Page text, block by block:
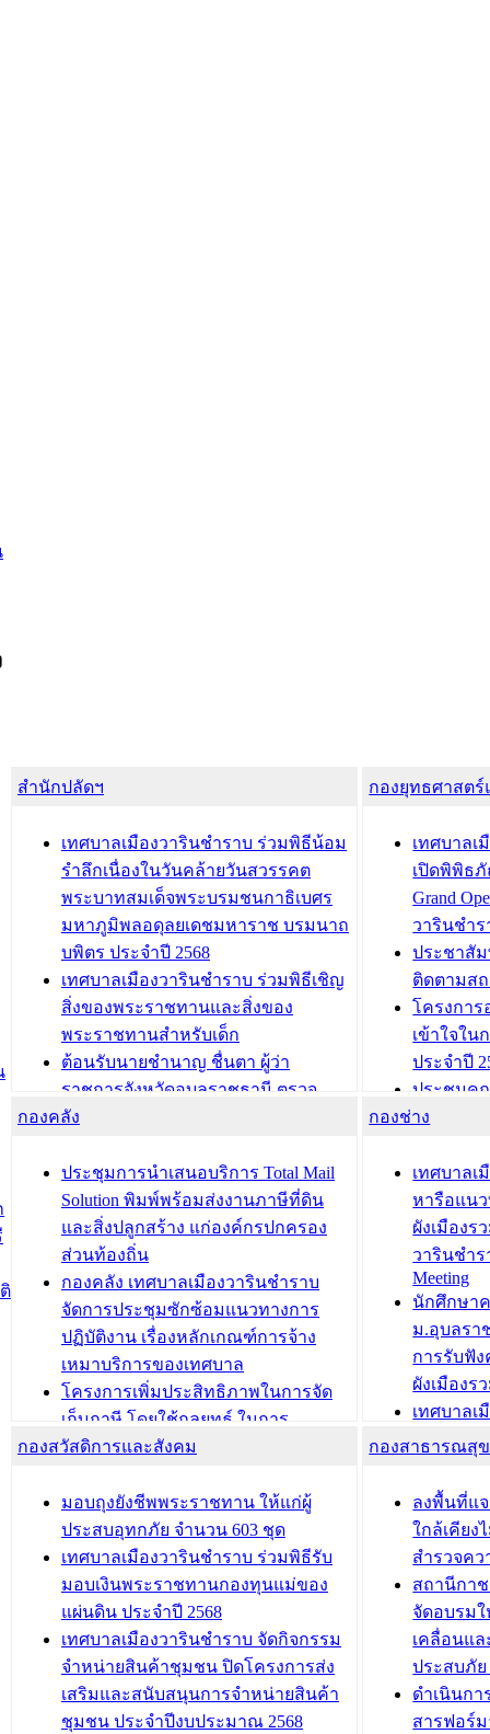
สำนักปลัดฯ
เทศบาลเมืองวารินชำราบ ร่วมพิธีน้อม
รำลึกเนื่องในวันคล้ายวันสวรรคต
พระบาทสมเด็จพระบรมชนกาธิเบศร
มหาภูมิพลอดุลยเดชมหาราช บรมนาถ
บพิตร ประจำปี 2568
เทศบาลเมืองวารินชำราบ ร่วมพิธีเชิญ
สิ่งของพระราชทานและสิ่งของ
พระราชทานสำหรับเด็ก
ต้อนรับนายชำนาญ ชื่นตา ผู้ว่า
ราชการจังหวัดอุบลราชธานี ตรวจ
ความเรียบร้อยของสถานที่ในการเตรี
องคมนตรี
สำนักทะเบียนท้องถิ่นเทศบาลเมือง
วารินชำราบ ดำเนินการมอบทะเบียน
บ้าน ทร.14 และบัตรประจำตัว
ประชาชนบุคคลประเภท 8 แก่บุคคลที่
ได้รับการเพิ่มชื่อในทะเบียนบ้าน
(ท.ร.14) กรณีคนไม่มีสัญชาติไทยได้รับ
อนุญาตให้มีถิ่นที่อยู่
ประชุมคณะกรรมการประเมินผลการ
ควบคุมภายในของ สำนัก/กอง/
โรงเรียน/ศูนย์พัฒนาเด็กเล็ก/สถานธนา
บทความ อื่นๆ ...
กองยุทธศาสต
เทศบาลเ
เปิดพิพิธภั
Grand
วารินชำร
ประชาสัม
ติดตามส
โครงกา
เข้าใจใน
ประจำปี
ประชุมค
ความเสี่ย
ประชุมที
ชีวา สร้า
ขับเคลื่อน
“เมืองแห่
บทความ อื่นๆ ...
กองคลัง
ประชุมการนำเสนอบริการ Total Mail
Solution พิมพ์พร้อมส่งงานภาษีที่ดิน
และสิ่งปลูกสร้าง แก่องค์กรปกครอง
ส่วนท้องถิ่น
กองคลัง เทศบาลเมืองวารินชำราบ
จัดการประชุมซักซ้อมแนวทางการ
ปฏิบัติงาน เรื่องหลักเกณฑ์การจ้าง
เหมาบริการของเทศบาล
โครงการเพิ่มประสิทธิภาพในการจัด
เก็บภาษี โดยใช้กลยุทธ์ ในการ
พัฒนาการจัดเก็บรายได้ ประจำปี พ.ศ.
เทศบาลเมืองวารินชำราบ ร่วมการ
ประชุมวิชาการระดับนานาชาติและ
นิทรรศการด้านนวัตกรรมท้องถิ่น 2568
และรับรางวัลทีมนักวิจัยดีเด่นจาก
นวัตกรรมโครงการทะเบียนภาษีป้าย
ประชุมผู้เช่าอาคารพาณิชย์ บริเวณ
ถนนเกษมสุขและถนนประทุมเทพภักดี
บทความ อื่นๆ ...
กองช่าง
เทศบาลเ
หารือแน
ผังเมืองร
วารินชำร
Meeting
นักศึกษา
ม.อุบลรา
การรับฟั
ผังเมืองร
เทศบาลเ
โครงการ
เทศบาล
รับฟังคว
ผังเมือง
วารินชำ
เทศบาล
ซักซ้อมแ
ประโยช
บทความ อื่นๆ ...
กองสวัสดิการและสังคม
มอบถุงยังชีพพระราชทาน ให้แก่ผู้
ประสบอุทกภัย จำนวน 603 ชุด
เทศบาลเมืองวารินชำราบ ร่วมพิธีรับ
มอบเงินพระราชทานกองทุนแม่ของ
แผ่นดิน ประจำปี 2568
เทศบาลเมืองวารินชำราบ จัดกิจกรรม
จำหน่ายสินค้าชุมชน ปิดโครงการส่ง
เสริมและสนับสนุนการจำหน่ายสินค้า
ชุมชน ประจำปีงบประมาณ 2568
กองสาธารณสุ
ลงพื้นที่แ
ใกล้เคียง
สำรวจค
สถานีกา
จัดอบรม
เคลื่อนแ
ประสบภั
ดำเนินกา
สารฟอร์